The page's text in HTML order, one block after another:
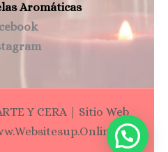
Aromáticas
Y CERA | Sitio Web